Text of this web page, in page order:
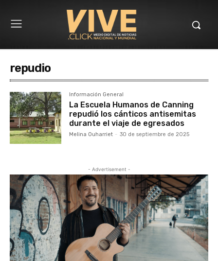
repudio
Información General
La Escuela Humanos de Canning
repudió los cánticos antisemitas
durante el viaje de egresados
Melina Ouharriet - 30 de septiembre de 2025
- Advertisement -